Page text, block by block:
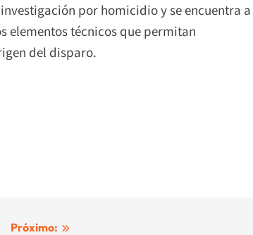
por homicidio y se encuentra a
elementos técnicos que permitan
del disparo.
Próximo: